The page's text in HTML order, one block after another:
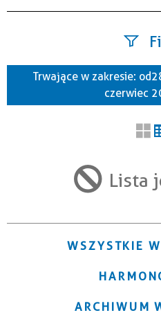
Szukana fraza
Trwające w zakresie
Trwające w zakresie: od
czerwiec
Lista
WSZYSTKIE
ARCHIWUM